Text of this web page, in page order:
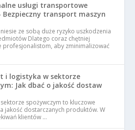
usługi transportowe
Bezpieczny transport maszyn
ze sobą duże ryzyko uszkodzenia
Dlatego coraz chętniej
profesjonalistom, aby zminimalizować
i logistyka w sektorze
Jak dbać o jakość dostaw
spożywczym to kluczowe
jakość dostarczanych produktów. W
klientów …